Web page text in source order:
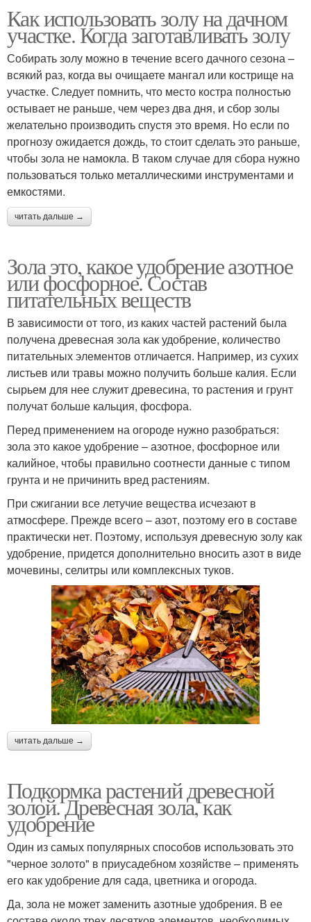
Как использовать золу на дачном
участке. Когда заготавливать золу
Собирать золу можно в течение всего дачного сезона –
всякий раз, когда вы очищаете мангал или кострище на
участке. Следует помнить, что место костра полностью
остывает не раньше, чем через два дня, и сбор золы
желательно производить спустя это время. Но если по
прогнозу ожидается дождь, то стоит сделать это раньше,
чтобы зола не намокла. В таком случае для сбора нужно
пользоваться только металлическими инструментами и
емкостями.
читать дальше →
Зола это, какое удобрение азотное
или фосфорное. Состав
питательных веществ
В зависимости от того, из каких частей растений была
получена древесная зола как удобрение, количество
питательных элементов отличается. Например, из сухих
листьев или травы можно получить больше калия. Если
сырьем для нее служит древесина, то растения и грунт
получат больше кальция, фосфора.
Перед применением на огороде нужно разобраться:
зола это какое удобрение – азотное, фосфорное или
калийное, чтобы правильно соотнести данные с типом
грунта и не причинить вред растениям.
При сжигании все летучие вещества исчезают в
атмосфере. Прежде всего – азот, поэтому его в составе
практически нет. Поэтому, используя древесную золу как
удобрение, придется дополнительно вносить азот в виде
мочевины, селитры или комплексных туков.
читать дальше →
Подкормка растений древесной
золой. Древесная зола, как
удобрение
Один из самых популярных способов использовать это
"черное золото" в приусадебном хозяйстве – применять
его как удобрение для сада, цветника и огорода.
Да, зола не может заменить азотные удобрения. В ее